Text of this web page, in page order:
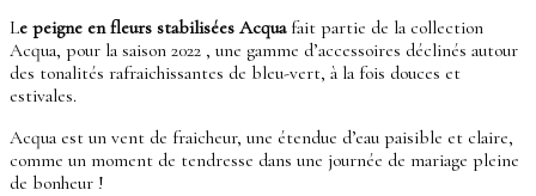
Le peigne en fleurs stabilisées Acqua fait partie de la collection
Acqua, pour la saison 2022 , une gamme d’accessoires déclinés autour
des tonalités rafraichissantes de bleu-vert, à la fois douces et
estivales.
Acqua est un vent de fraicheur, une étendue d’eau paisible et claire,
comme un moment de tendresse dans une journée de mariage pleine
de bonheur !